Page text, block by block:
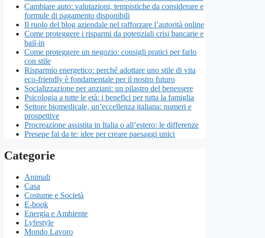
Cambiare auto: valutazioni, tempistiche da considerare e
formule di pagamento disponibili
Il ruolo del blog aziendale nel rafforzare l’autorità online
Come proteggere i risparmi da potenziali crisi bancarie e
bail-in
Come proteggere un negozio: consigli pratici per farlo
con stile
Risparmio energetico: perché adottare uno stile di vita
eco-friendly è fondamentale per il nostro futuro
Socializzazione per anziani: un pilastro del benessere
Psicologia a tutte le età: i benefici per tutta la famiglia
Settore biomedicale, un’eccellenza italiana: numeri e
prospettive
Procreazione assistita in Italia o all’estero: le differenze
Presepe fai da te: idee per creare paesaggi unici
Categorie
Animali
Casa
Costume e Società
E-book
Energia e Ambiente
Lyfestyle
Mondo Lavoro